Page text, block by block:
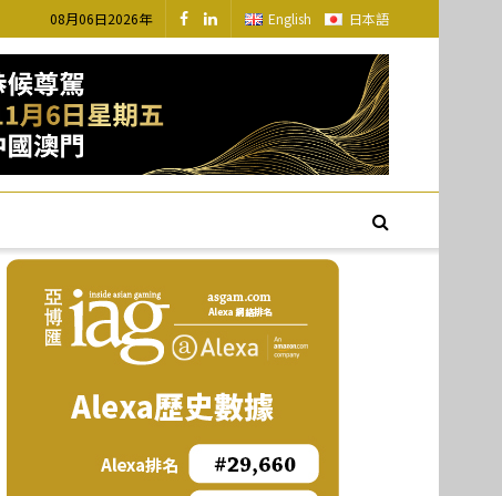
08月06日2026年 English 日本語